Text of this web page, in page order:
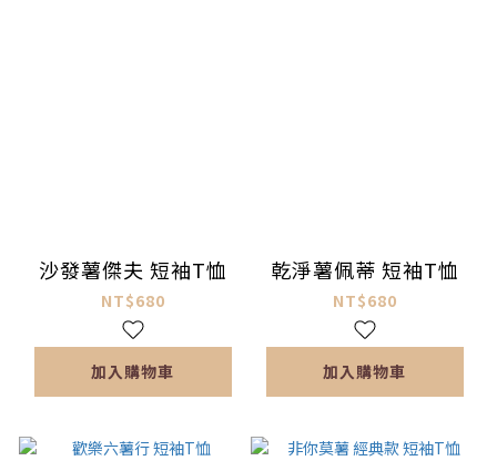
沙發薯傑夫 短袖T恤
NT$680
加入購物車
乾淨薯佩蒂 短袖T恤
NT$680
加入購物車